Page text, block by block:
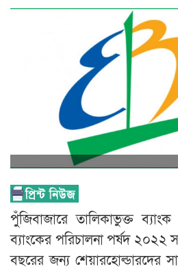
পুঁজিবাজারে তালিকাভুক্ত ব্যাংক
ব্যাংকের পরিচালনা পর্ষদ ২০২২
বছরের জন্য